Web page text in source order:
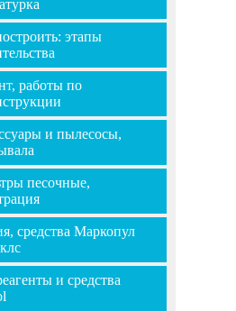
этапы
работы по
и пылесосы,
песочные,
средства Маркопул
и средства